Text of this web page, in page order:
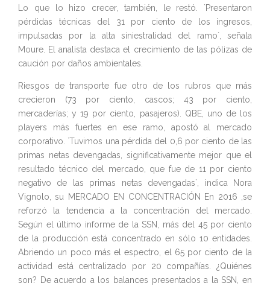
Lo que lo hizo crecer, también, le restó. `Presentaron
pérdidas técnicas del 31 por ciento de los ingresos,
impulsadas por la alta siniestralidad del ramo`, señala
Moure. El analista destaca el crecimiento de las pólizas de
caución por daños ambientales.
Riesgos de transporte fue otro de los rubros que más
crecieron (73 por ciento, cascos; 43 por ciento,
mercaderías; y 19 por ciento, pasajeros). QBE, uno de los
players más fuertes en ese ramo, apostó al mercado
corporativo. `Tuvimos una pérdida del 0,6 por ciento de las
primas netas devengadas, significativamente mejor que el
resultado técnico del mercado, que fue de 11 por ciento
negativo de las primas netas devengadas`, indica Nora
Vignolo, su MERCADO EN CONCENTRACIÓN En 2016 ,se
reforzó la tendencia a la concentración del mercado.
Según el último informe de la SSN, más del 45 por ciento
de la producción está concentrado en sólo 10 entidades.
Abriendo un poco más el espectro, el 65 por ciento de la
actividad está centralizado por 20 compañías. ¿Quiénes
son? De acuerdo a los balances presentados a la SSN, en